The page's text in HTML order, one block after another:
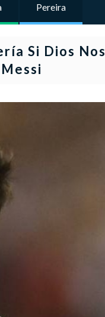
Pereira
Si Dios Nos